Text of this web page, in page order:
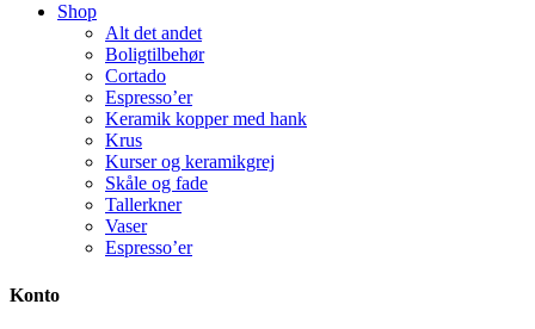
Shop
Alt det andet
Boligtilbehør
Cortado
Espresso’er
Keramik kopper med hank
Krus
Kurser og keramikgrej
Skåle og fade
Tallerkner
Vaser
Espresso’er
Konto